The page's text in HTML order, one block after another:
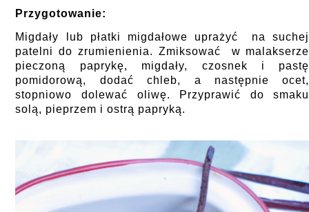
Przygotowanie:
Migdały lub płatki migdałowe uprażyć na suchej
patelni do zrumienienia. Zmiksować w malakserze
pieczoną paprykę, migdały, czosnek i pastę
pomidorową, dodać chleb, a następnie ocet,
stopniowo dolewać oliwę. Przyprawić do smaku
solą, pieprzem i ostrą papryką.